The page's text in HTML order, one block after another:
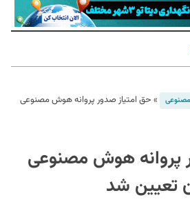
» حق امتیاز صدور پروانه هوش مصنوعی
پروانه هوش مصنوعی